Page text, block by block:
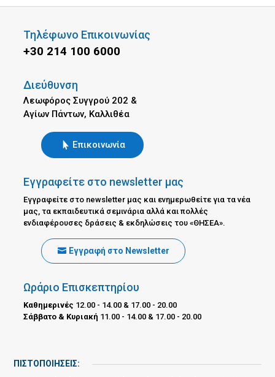
Τηλέφωνο Επικοινωνίας
+30 214 100 6000
Διεύθυνση
Λεωφόρος Συγγρού 202 &
Αγίων Πάντων, Καλλιθέα
Επικοινωνία
Εγγραφείτε στο newsletter μας
Εγγραφείτε στο newsletter μας και ενημερωθείτε για τα νέα
μας, τα εκπαιδευτικά σεμινάρια αλλά και πολλές
ενδιαφέρουσες δράσεις & εκδηλώσεις του «ΘΗΣΕΑ».
Εγγραφή στο Newsletter
Ωράριο Επισκεπτηρίου
Καθημερινές 12.00 - 14.00 & 17.00 - 20.00
Σάββατο & Κυριακή 11.00 - 14.00 & 17.00 - 20.00
ΠΙΣΤΟΠΟΙΗΣΕΙΣ: